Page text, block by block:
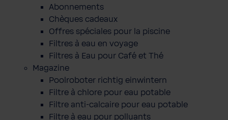
Abonnements
Chèques cadeaux
Offres spéciales pour la piscine
Filtres à eau en voyage
Filtres à Eau pour Café et Thé
Magazine
Poolroboter richtig einwintern
Filtre à chlore pour eau potable
Filtre anti-calcaire pour eau potable
Filtre à eau pour polluants